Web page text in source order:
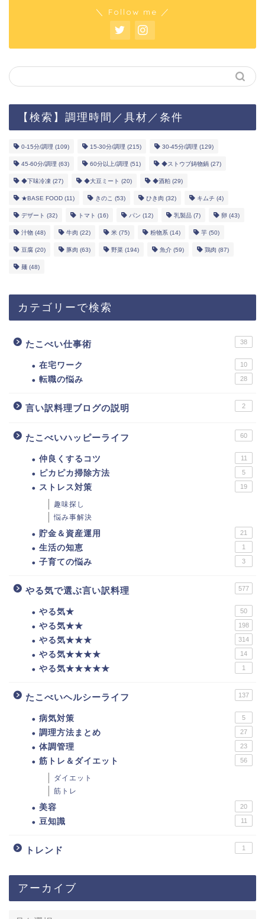
＼ Follow me ／
【検索】調理時間／具材／条件
0-15分/調理 (109) 15-30分/調理 (215) 30-45分/調理 (129)
45-60分/調理 (63) 60分以上/調理 (51) ◆ストウブ鋳物鍋 (27)
◆下味冷凍 (27) ◆大豆ミート (20) ◆酒粕 (29)
★BASE FOOD (11) きのこ (53) ひき肉 (32) キムチ (4)
デザート (32) トマト (16) パン (12) 乳製品 (7) 卵 (43)
汁物 (48) 牛肉 (22) 米 (75) 粉物系 (14) 芋 (50)
豆腐 (20) 豚肉 (63) 野菜 (194) 魚介 (59) 鶏肉 (87)
麺 (48)
カテゴリーで検索
たこべい仕事術 38
在宅ワーク 10
転職の悩み 28
言い訳料理ブログの説明 2
たこべいハッピーライフ 60
仲良くするコツ 11
ピカピカ掃除方法 5
ストレス対策 19
趣味探し
悩み事解決
貯金＆資産運用 21
生活の知恵 1
子育ての悩み 3
やる気で選ぶ言い訳料理 577
やる気★ 50
やる気★★ 198
やる気★★★ 314
やる気★★★★ 14
やる気★★★★★ 1
たこべいヘルシーライフ 137
病気対策 5
調理方法まとめ 27
体調管理 23
筋トレ＆ダイエット 56
ダイエット
筋トレ
美容 20
豆知識 11
トレンド 1
アーカイブ